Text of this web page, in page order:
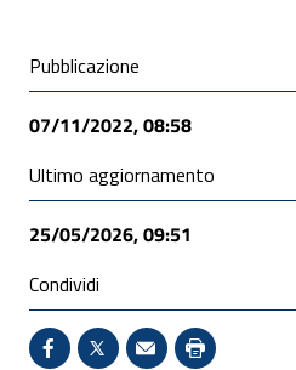
Condivisione social
Pubblicazione
07/11/2022, 08:58
Ultimo aggiornamento
25/05/2026, 09:51
Condividi